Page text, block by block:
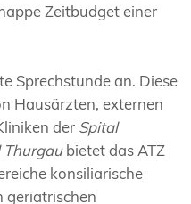
Zeitbudget einer
Sprechstunde an. Diese
Hausärzten, externen
der Spital
Thurgaubietet das ATZ
konsiliarische
geriatrischen